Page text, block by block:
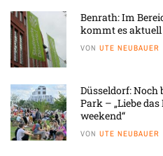
Benrath: Im
kommt es
VON UTE NEUBAUER
Düsseldorf: Noch
Park – „Liebe
weekend“
VON UTE NEUBAUER